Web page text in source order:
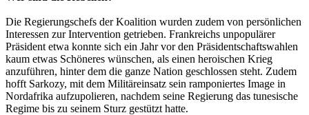
Die Regierungschefs der Koalition wurden zudem von persönlichen
Interessen zur Intervention getrieben. Frankreichs unpopulärer
Präsident etwa konnte sich ein Jahr vor den Präsidentschaftswahlen
kaum etwas Schöneres wünschen, als einen heroischen Krieg
anzuführen, hinter dem die ganze Nation geschlossen steht. Zudem
hofft Sarkozy, mit dem Militäreinsatz sein ramponiertes Image in
Nordafrika aufzupolieren, nachdem seine Regierung das tunesische
Regime bis zu seinem Sturz gestützt hatte.